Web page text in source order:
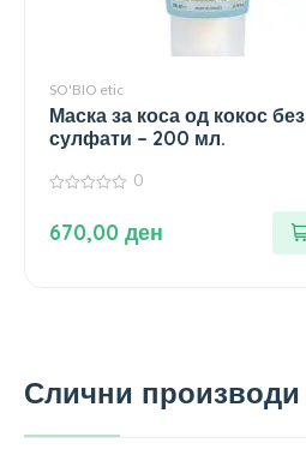
SO'BIO etic
Маска за коса од кокос без
сулфати – 200 мл.
5
0
670,00 ден
Слични производи